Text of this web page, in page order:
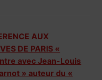
AUX
DE PARIS «
avec Jean-Louis
» auteur du «